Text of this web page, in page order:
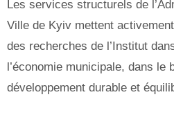
Les services structurels de
Ville de Kyiv mettent
des recherches de l’Institut
l’économie municipale, dans le
développement durable et